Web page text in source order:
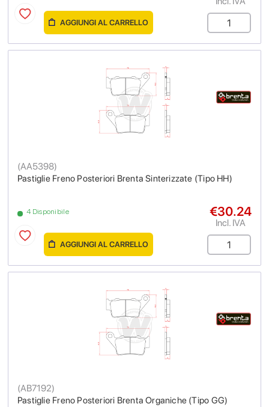
AGGIUNGI AL CARRELLO
Pastiglie Freno Posteriori Brenta Sinterizzate (Tipo HH)
(AA5398)
4 Disponibile €30.24
Incl. IVA
AGGIUNGI AL CARRELLO
Pastiglie Freno Posteriori Brenta Organiche (Tipo GG)
(AB7192)